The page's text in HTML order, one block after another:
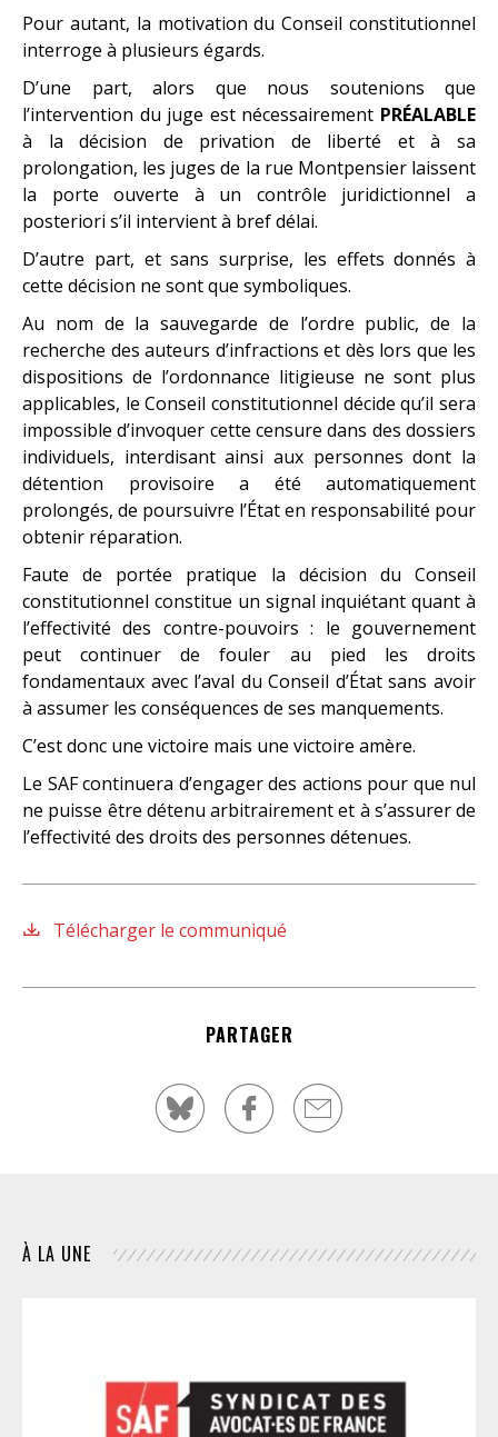
Pour autant, la motivation du Conseil constitutionnel
interroge à plusieurs égards.
D’une part, alors que nous soutenions que
l’intervention du juge est nécessairement PRÉALABLE
à la décision de privation de liberté et à sa
prolongation, les juges de la rue Montpensier laissent
la porte ouverte à un contrôle juridictionnel a
posteriori s’il intervient à bref délai.
D’autre part, et sans surprise, les effets donnés à
cette décision ne sont que symboliques.
Au nom de la sauvegarde de l’ordre public, de la
recherche des auteurs d’infractions et dès lors que les
dispositions de l’ordonnance litigieuse ne sont plus
applicables, le Conseil constitutionnel décide qu’il sera
impossible d’invoquer cette censure dans des dossiers
individuels, interdisant ainsi aux personnes dont la
détention provisoire a été automatiquement
prolongés, de poursuivre l’État en responsabilité pour
obtenir réparation.
Faute de portée pratique la décision du Conseil
constitutionnel constitue un signal inquiétant quant à
l’effectivité des contre-pouvoirs : le gouvernement
peut continuer de fouler au pied les droits
fondamentaux avec l’aval du Conseil d’État sans avoir
à assumer les conséquences de ses manquements.
C’est donc une victoire mais une victoire amère.
Le SAF continuera d’engager des actions pour que nul
ne puisse être détenu arbitrairement et à s’assurer de
l’effectivité des droits des personnes détenues.
Télécharger le communiqué
PARTAGER
À LA UNE